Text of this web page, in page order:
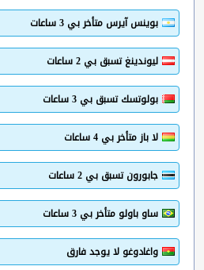
بوينس آيرس متأخر بي 3 ساعات
ليوندينغ تسبق بي 2 ساعات
بولوتسك تسبق بي 3 ساعات
لا باز متأخر بي 4 ساعات
جابورون تسبق بي 2 ساعات
ساو باولو متأخر بي 3 ساعات
واغادوغو لا يوجد فارق